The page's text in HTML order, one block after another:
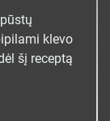
klevo
šį receptą